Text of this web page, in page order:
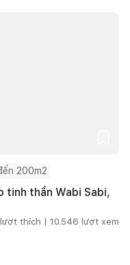
200m2
tinh thần Wabi Sabi,
lượt thích | 10.546 lượt xem